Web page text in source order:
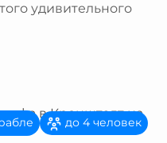
удивительного
до 4 человек